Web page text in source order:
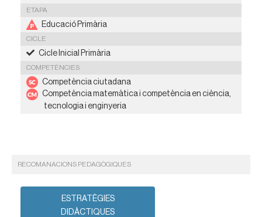
ETAPA
Educació Primària
CICLE
Cicle Inicial Primària
COMPETÈNCIES
Competència ciutadana
Competència matemàtica i competència en ciència,
tecnologia i enginyeria
RECOMANACIONS PEDAGÒGIQUES
ESTRATÈGIES
DIDÀCTIQUES